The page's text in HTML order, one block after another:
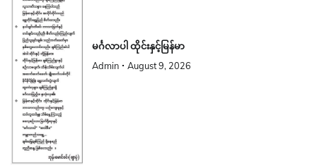
မင်္ဂလာပါ ထိုင်းနှင့်မြန်မာ
Admin August 9, 2026